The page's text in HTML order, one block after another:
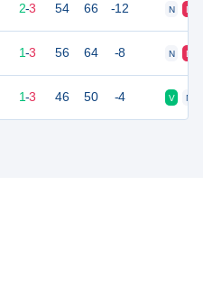
2-3 54 66 -12 N D
1-3 56 64 -8 N D
1-3 46 50 -4 V N